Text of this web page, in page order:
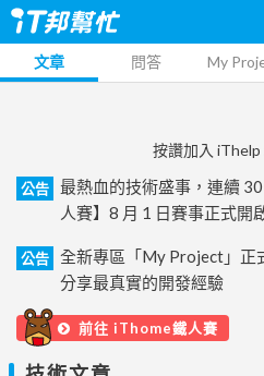
文章 問答 My
按讚加入
公告
最熱血的技術盛事，連續
人賽】8 月 1 日賽事正式開
公告
全新專區「My Project」正
分享最真實的開發經驗
前往 iThome鐵人賽